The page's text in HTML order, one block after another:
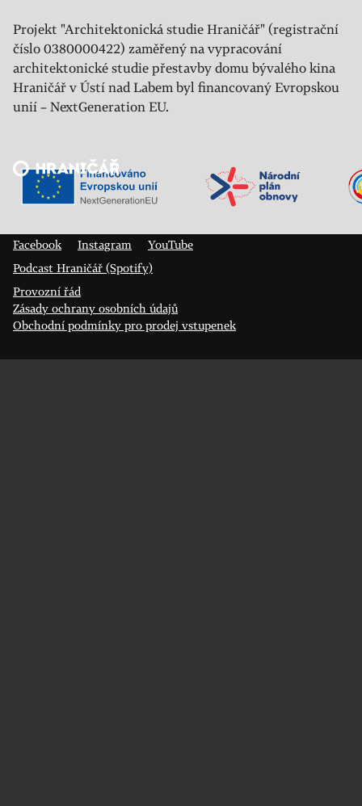
Projekt "Architektonická studie Hraničář" (registrační
číslo 0380000422) zaměřený na vypracování
architektonické studie přestavby domu bývalého kina
Hraničář v Ústí nad Labem byl financovaný Evropskou
unií – NextGeneration EU.
Veřejný sál Hraničář, spolek
Facebook
Instagram
YouTube
Podcast Hraničář (Spotify)
Provozní řád
Zásady ochrany osobních údajů
Obchodní podmínky pro prodej vstupenek